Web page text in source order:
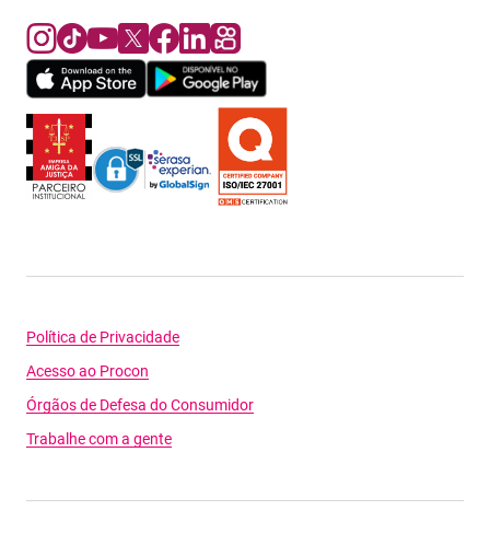
Política de Privacidade
Acesso ao Procon
Órgãos de Defesa do Consumidor
Trabalhe com a gente